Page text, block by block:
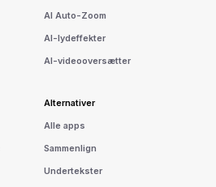
AI Auto-Zoom
AI-lydeffekter
AI-videooversætter
Alternativer
Alle apps
Sammenlign
Undertekster